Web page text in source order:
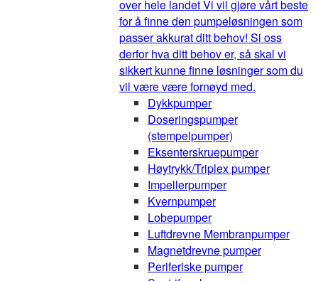
over hele landet Vi vil gjøre vårt beste
for å finne den pumpeløsningen som
passer akkurat ditt behov! Si oss
derfor hva ditt behov er, så skal vi
sikkert kunne finne løsninger som du
vil være være fornøyd med.
Dykkpumper
Doseringspumper
(stempelpumper)
Eksenterskruepumper
Høytrykk/Triplex pumper
Impellerpumper
Kvernpumper
Lobepumper
Luftdrevne Membranpumper
Magnetdrevne pumper
Periferiske pumper